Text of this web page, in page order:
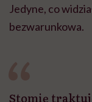
Jedyne, co
bezwarunkowa.
Stomię